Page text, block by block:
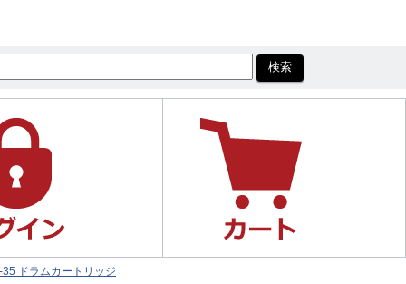
ドラムカートリッジ